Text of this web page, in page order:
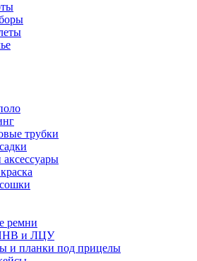
трубки
ремни
и ЛЦУ
и планки под прицелы